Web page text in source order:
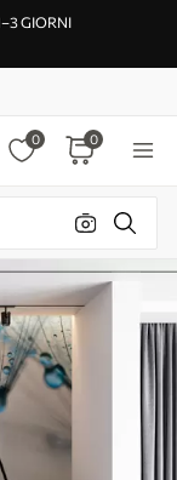
GIORNI
0 0